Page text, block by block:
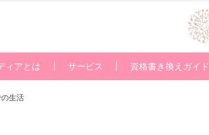
ィアとは サービス 資格書き換えガイド
生活